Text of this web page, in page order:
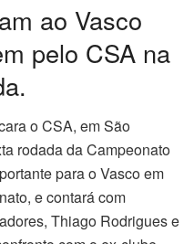
ao Vasco
pelo CSA na
o CSA, em São
rodada da Campeonato
para o Vasco em
e contará com
Thiago Rodrigues e